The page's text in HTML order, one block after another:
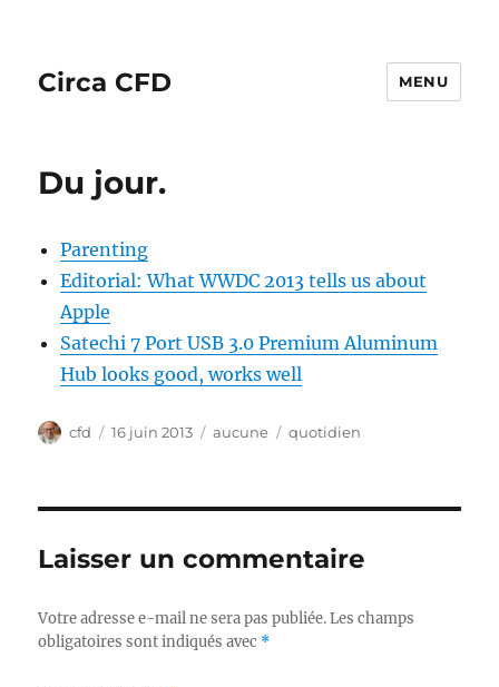
Circa CFD MENU
Du jour.
Parenting
Editorial: What WWDC 2013 tells us about
Apple
Satechi 7 Port USB 3.0 Premium Aluminum
Hub looks good, works well
Auteur
cfd
Publié
16 juin 2013 Catégories
aucune Étiquettes
quotidien
Laisser un commentaire
Votre adresse e-mail ne sera pas publiée. Les champs
obligatoires sont indiqués avec *